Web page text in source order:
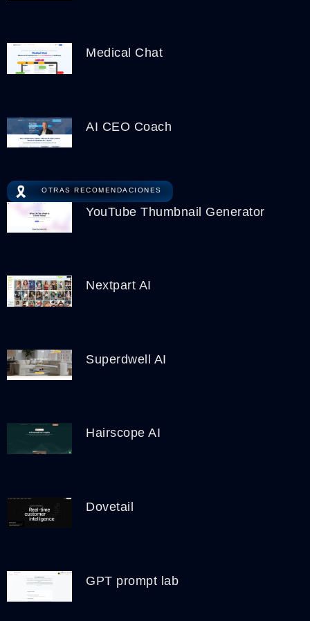
Medical Chat
AI CEO Coach
🎗️ OTRAS RECOMENDACIONES
YouTube Thumbnail Generator
Nextpart AI
Superdwell AI
Hairscope AI
Dovetail
GPT prompt lab